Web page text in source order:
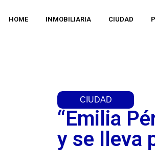
HOME INMOBILIARIA CIUDAD
CIUDAD
“Emilia
y se lleva